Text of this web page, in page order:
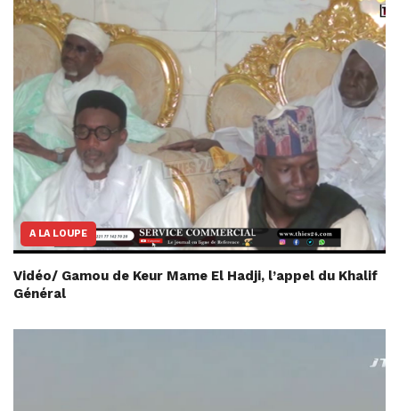
A LA LOUPE
Vidéo/ Gamou de Keur Mame El Hadji, l’appel du Khalif
Général